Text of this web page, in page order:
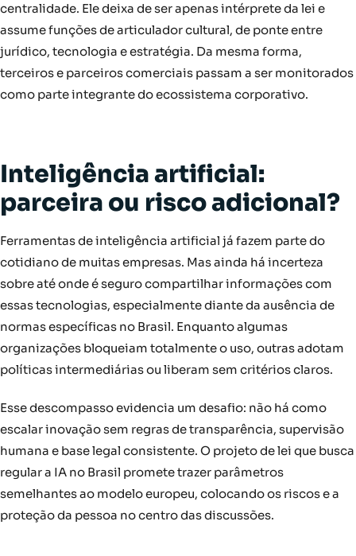
centralidade. Ele deixa de ser apenas intérprete da lei e
assume funções de articulador cultural, de ponte entre
jurídico, tecnologia e estratégia. Da mesma forma,
terceiros e parceiros comerciais passam a ser monitorados
como parte integrante do ecossistema corporativo.
Inteligência artificial:
parceira ou risco adicional?
Ferramentas de inteligência artificial já fazem parte do
cotidiano de muitas empresas. Mas ainda há incerteza
sobre até onde é seguro compartilhar informações com
essas tecnologias, especialmente diante da ausência de
normas específicas no Brasil. Enquanto algumas
organizações bloqueiam totalmente o uso, outras adotam
políticas intermediárias ou liberam sem critérios claros.
Esse descompasso evidencia um desafio: não há como
escalar inovação sem regras de transparência, supervisão
humana e base legal consistente. O projeto de lei que busca
regular a IA no Brasil promete trazer parâmetros
semelhantes ao modelo europeu, colocando os riscos e a
proteção da pessoa no centro das discussões.